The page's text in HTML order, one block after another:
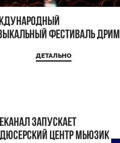
фестиваль ДРИМ
ДЕТАЛЬНО
запускает
центр Мьюзик